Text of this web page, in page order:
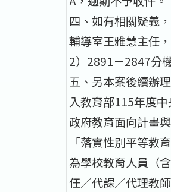
四、如有相關疑義
輔導室王雅慧主任
2）2891－2847分
五、另本案後續辦
入教育部115年度
政府教育面向計畫
「落實性別平等教
為學校教育人員（
任／代課／代理教